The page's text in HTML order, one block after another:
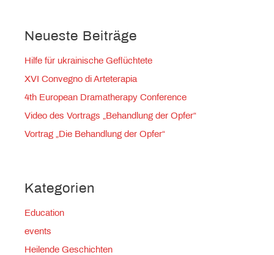
Neueste Beiträge
Hilfe für ukrainische Geflüchtete
XVI Convegno di Arteterapia
4th European Dramatherapy Conference
Video des Vortrags „Behandlung der Opfer“
Vortrag „Die Behandlung der Opfer“
Kategorien
Education
events
Heilende Geschichten